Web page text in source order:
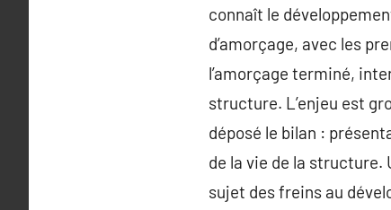
connaît le
d’amorçage, avec les
l’amorçage terminé,
structure. L’enjeu est
déposé le bilan :
de la vie de la structure.
sujet des freins au